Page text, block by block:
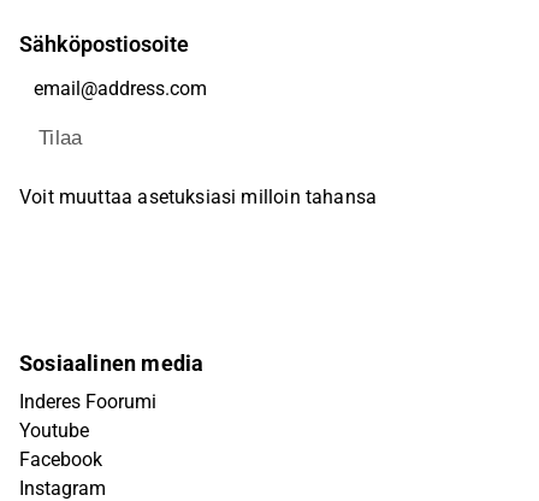
Sähköpostiosoite
Tilaa
Voit muuttaa asetuksiasi milloin tahansa
Sosiaalinen media
Inderes Foorumi
Youtube
Facebook
Instagram